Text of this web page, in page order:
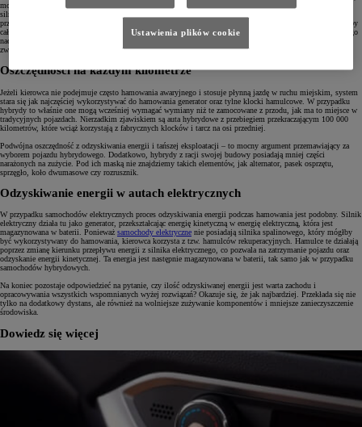
moduły sterujące systemem hybrydowym uruchamiają hamowanie odzyskowe. Czynią to za pośrednictwem
silnika trakcyjnego znajdującego się w skrzyni biegów, generując ładunek elektryczny, który jest następnie
przekazywany do akumulatora hybrydowego. Generator wytwarza opór, który spowalnia auto. Oczywiście, aby
całkowicie zatrzymać pojazd, niezbędne będzie użycie tarcz, klocków i zacisków. Również w sytuacji mocnego
naciśnięcia na pedał hamulca tarcze zostaną bezzwłocznie zatrzymane przy dodatkowej asyście systemu
zwiększającego ciśnienie w układzie hamulcowym (system BA).
Oszczędności na każdym kilometrze
Jeżeli kierowca nie podejmuje często hamowania awaryjnego i stosuje płynną jazdę w ruchu miejskim, system
stara się jak najczęściej wykorzystywać do hamowania generator oraz tylne klocki hamulcowe. W przypadku
hybrydy to właśnie one mogą wcześniej wymagać wymiany niż te zamocowane z przodu, jak ma to miejsce w
tradycyjnych pojazdach. Nierzadkim zjawiskiem są auta hybrydowe z przebiegiem przekraczającym 100 000
kilometrów, które wciąż korzystają z fabrycznych klocków i tarcz na osi przedniej.
Podwójna oszczędność z odzyskiwania energii i tańszej eksploatacji – to mocny argument przemawiający za
wyborem pojazdu hybrydowego. Dodatkowo, hybrydy z racji swojej budowy posiadają mniej części
narażonych na zużycie. Pod ich maską nie znajdziemy takich elementów, jak alternator, pasek osprzętu,
sprzęgło, koło dwumasowe czy rozrusznik.
Odzyskiwanie energii w autach elektrycznych
W przypadku samochodów elektrycznych proces odzyskiwania energii podczas hamowania jest podobny. Silnik
elektryczny działa tu jako generator, przekształcając energię kinetyczną w energię elektryczną, która jest
magazynowana w baterii. Ponieważ samochody elektryczne nie posiadają silnika spalinowego, który mógłby
być wykorzystywany do hamowania, kierowca korzysta z tzw. hamulców rekuperacyjnych. Hamulce te działają
poprzez zmianę kierunku przepływu energii z silnika elektrycznego, co pozwala na zatrzymanie pojazdu oraz
odzyskanie energii kinetycznej. Ta energia jest następnie magazynowana w baterii, tak samo jak w przypadku
samochodów hybrydowych.
Na koniec pozostaje odpowiedzieć na pytanie, czy ilość odzyskiwanej energii jest warta zachodu i
opracowywania wszystkich wspomnianych wyżej rozwiązań? Okazuje się, że jak najbardziej. Przekłada się nie
tylko na dodatkowy dystans, ale również na wolniejsze zużywanie komponentów i mniejsze zanieczyszczenie
środowiska.
Dowiedz się więcej
Ustawienia plików cookie